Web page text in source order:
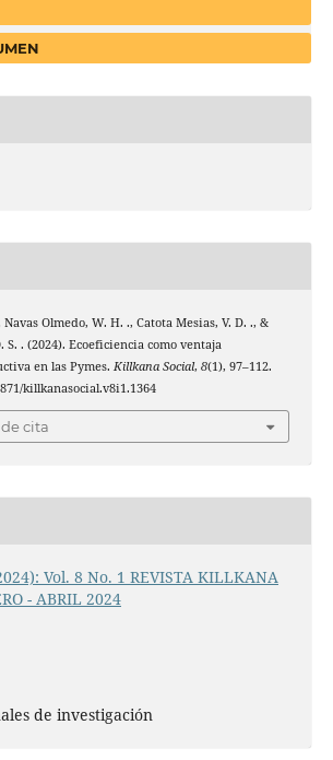
Olmedo, W. H. ., Catota Mesias, V. D. ., &
S. . (2024). Ecoeficiencia como ventaja
en las Pymes. Killkana Social, 8(1), 97–112.
killkanasocial.v8i1.1364
cita
Vol. 8 No. 1 REVISTA KILLKANA
- ABRIL 2024
de investigación